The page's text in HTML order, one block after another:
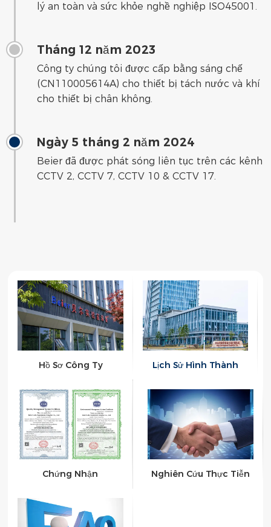
lý an toàn và sức khỏe nghề nghiệp ISO45001.
Tháng 12 năm 2023
Công ty chúng tôi được cấp bằng sáng chế
(CN110005614A) cho thiết bị tách nước và khí
cho thiết bị chân không.
Ngày 5 tháng 2 năm 2024
Beier đã được phát sóng liên tục trên các kênh
CCTV 2, CCTV 7, CCTV 10 & CCTV 17.
Hồ Sơ Công Ty Lịch Sử Hình Thành
Chứng Nhận Nghiên Cứu Thực Tiễn